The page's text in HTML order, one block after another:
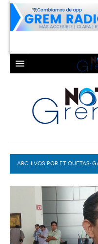
LAGUNA
TORREÓN
GÓMEZ PALACIO
LERDO
COAHUILA
DURANGO
DEPORTES
EXA
EL EXACTO
GLOBO
COLABORADORES
PC29
ACTUALIDADES GREM
ARCHIVOS POR ETIQUETAS: